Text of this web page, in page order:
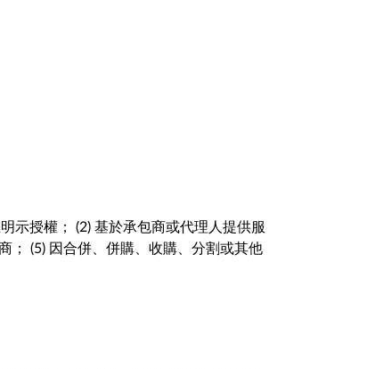
示授權； (2) 基於承包商或代理人提供服
； (5) 因合併、併購、收購、分割或其他